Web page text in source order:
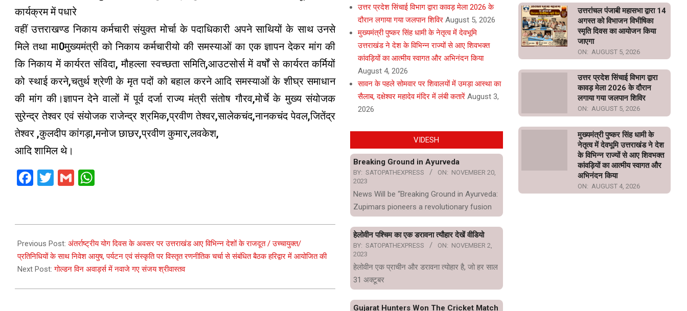
कार्यक्रम में पधारे
वहीं उत्तराखण्ड निकाय कर्मचारी संयुक्त मोर्चा के पदाधिकारी अपने साथियों के साथ उनसे
मिले तथा मा0मुख्यमंत्री को निकाय कर्मचारीयो की समस्याओं का एक ज्ञापन देकर मांग की
कि निकाय में कार्यरत संविदा, मौहल्ला स्वच्छता समिति,आउटसोर्स में वर्षों से कार्यरत कर्मियों
को स्थाई करने,चतुर्थ श्रेणी के मृत पदों को बहाल करने आदि समस्याओं के शीघ्र समाधान
की मांग की।ज्ञापन देने वालों में पूर्व दर्जा राज्य मंत्री संतोष गौरव,मोर्चे के मुख्य संयोजक
सुरेन्द्र तेश्वर एवं संयोजक राजेन्द्र श्रमिक,प्रवीण तेश्वर,सालेकचंद,नानकचंद पेवल,जितेंद्र
तेश्वर ,कुलदीप कांगड़ा,मनोज छाछर,प्रवीण कुमार,लवकेश,
आदि शामिल थे।
Facebook
Twitter
Gmail
06-
22
Previous Post: अंतर्राष्ट्रीय योग दिवस के अवसर पर उत्तराखंड आए विभिन्न देशों के राजदूत / उच्चायुक्त/
प्रतिनिधियों के साथ निवेश आयुष, पर्यटन एवं संस्कृति पर विस्तृत रणनीतिक चर्चा से संबंधित बैठक हरिद्वार में आयोजित की
Next Post:गोल्डन विन अवार्ड्स में नवाजे गए संजय श्रीवास्तव
उत्तर प्रदेश सिंचाई विभाग द्वारा कावड़ मेला 2026 के
दौरान लगाया गया जलपान शिविर August 5, 2026
मुख्यमंत्री पुष्कर सिंह धामी के नेतृत्व में देवभूमि
उत्तराखंड ने देश के विभिन्न राज्यों से आए शिवभक्त
कांवड़ियों का आत्मीय स्वागत और अभिनंदन किया
August 4, 2026
सावन के पहले सोमवार पर शिवालयों में उमड़ा आस्था का
सैलाब, दक्षेश्वर महादेव मंदिर में लंबी कतारें August 3,
2026
VIDESH
Breaking Ground in Ayurveda
BY: SATOPATHEXPRESS ON: NOVEMBER 20,
2023
News Will be “Breaking Ground in Ayurveda:
Zupimars pioneers a revolutionary fusion
हेलोवीन पश्चिम का एक डरावना त्यौहार देखें वीडियो
BY: SATOPATHEXPRESS ON: NOVEMBER 2,
2023
हेलोवीन एक प्राचीन और डरावना त्योहार है, जो हर साल
31 अक्टूबर
Gujarat Hunters Won The Cricket Match
उत्तरांचल पंजाबी महासभा द्वारा 14
अगस्त को विभाजन विभीषिका
स्मृति दिवस का आयोजन किया
जाएगा
ON: AUGUST 5, 2026
उत्तर प्रदेश सिंचाई विभाग द्वारा
कावड़ मेला 2026 के दौरान
लगाया गया जलपान शिविर
ON: AUGUST 5, 2026
मुख्यमंत्री पुष्कर सिंह धामी के
नेतृत्व में देवभूमि उत्तराखंड ने देश
के विभिन्न राज्यों से आए शिवभक्त
कांवड़ियों का आत्मीय स्वागत और
अभिनंदन किया
ON: AUGUST 4, 2026